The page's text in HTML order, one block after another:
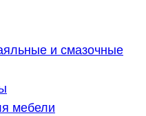
и смазочные
мебели